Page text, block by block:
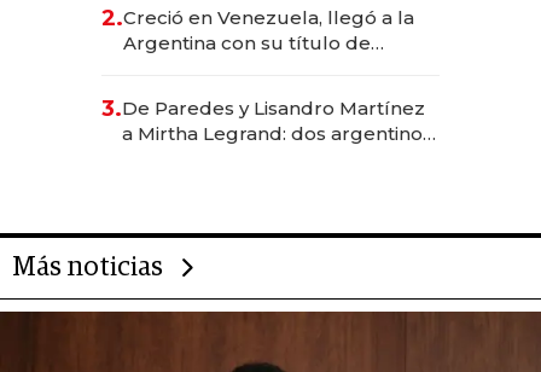
2.Creció en Venezuela, llegó a la
Argentina con su título de
las marcas "fast premium"
3.De Paredes y Lisandro Martínez
a Mirtha Legrand: dos argentinos
Más noticias